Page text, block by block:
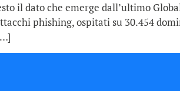
il dato che emerge dall’ultimo
phishing, ospitati su 30.454